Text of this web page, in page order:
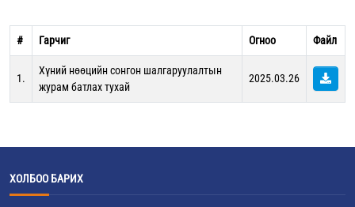
# Гарчиг Огноо Файл
1.
Хүний нөөцийн сонгон шалгаруулалтын
журам батлах тухай
2025.03.26
ХОЛБОО БАРИХ